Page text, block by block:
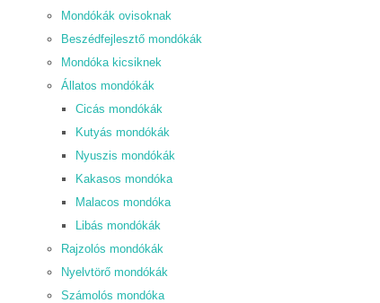
Mondókák ovisoknak
Beszédfejlesztő mondókák
Mondóka kicsiknek
Állatos mondókák
Cicás mondókák
Kutyás mondókák
Nyuszis mondókák
Kakasos mondóka
Malacos mondóka
Libás mondókák
Rajzolós mondókák
Nyelvtörő mondókák
Számolós mondóka